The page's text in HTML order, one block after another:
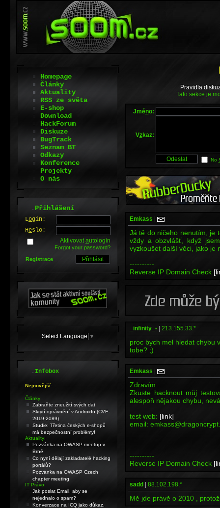
Pravidla
Tato sekce je
Jméno:
Vzkaz:
No
Emkass
Já tě do ničeho nenutím, je
vždy a obzvlášť, když
vyzkoušet další věci, jako je
----------
Reverse IP Domain Check
_infinity_- 213.155.33.*
proc bych mel hledat chybu
tobe? ;)
Emkass
Zdravím...
Zkuste hacknout můj
alespoň nějakou chybu,
test web: [link]
email:
----------
Reverse IP Domain Check
sadd 88.102.198.*
Mě jde právě o 2010 ,
Homepage
Články
Aktuality
RSS ze světa
E-shop
Download
HackForum
Diskuze
BugTrack
Seznam BT
Odkazy
Konference
Projekty
O nás
.Přihlášení
Login:
Heslo:
Aktivovatautologin
Forgot your password?
Registrace
Select Language ▼
.Infobox
Nejnovější:
Články:
Zabraňte zneužití svých dat
Skrytí oprávnění v Androidu (CVE-
2019-2089)
Studie: Třetina českých e-shopů
má bezpečnostní problémy!
Aktuality:
Pozvánka na OWASP meetup v
Brně
Co nyní dělají zakladatelé hacking
portálů?
Pozvánka na OWASP Czech
chapter meeting
IT Právo:
Jak poslat Email, aby se
nejednalo o spam?
Konverzace na ICQ jako důkaz.